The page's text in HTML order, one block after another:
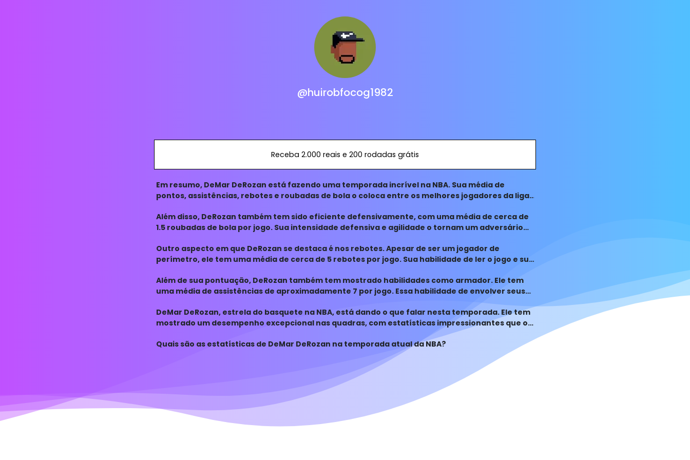
@huirobfocog1982
Receba 2.000 reais e 200 rodadas grátis
Em resumo, DeMar DeRozan está fazendo uma temporada incrível na NBA. Sua média de
pontos, assistências, rebotes e roubadas de bola o coloca entre os melhores jogadores da liga.
Além disso, DeRozan também tem sido eficiente defensivamente, com uma média de cerca de
1.5 roubadas de bola por jogo. Sua intensidade defensiva e agilidade o tornam um adversário
Outro aspecto em que DeRozan se destaca é nos rebotes. Apesar de ser um jogador de
perímetro, ele tem uma média de cerca de 5 rebotes por jogo. Sua habilidade de ler o jogo e sua
Além de sua pontuação, DeRozan também tem mostrado habilidades como armador. Ele tem
uma média de assistências de aproximadamente 7 por jogo. Essa habilidade de envolver seus
DeMar DeRozan, estrela do basquete na NBA, está dando o que falar nesta temporada. Ele tem
mostrado um desempenho excepcional nas quadras, com estatísticas impressionantes que o
Quais são as estatísticas de DeMar DeRozan na temporada atual da NBA?